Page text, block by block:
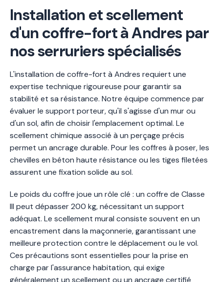
Installation et scellement
d'un coffre-fort à Andres par
nos serruriers spécialisés
L'installation de coffre-fort à Andres requiert une
expertise technique rigoureuse pour garantir sa
stabilité et sa résistance. Notre équipe commence par
évaluer le support porteur, qu'il s'agisse d'un mur ou
d'un sol, afin de choisir l'emplacement optimal. Le
scellement chimique associé à un perçage précis
permet un ancrage durable. Pour les coffres à poser, les
chevilles en béton haute résistance ou les tiges filetées
assurent une fixation solide au sol.
Le poids du coffre joue un rôle clé : un coffre de Classe
III peut dépasser 200 kg, nécessitant un support
adéquat. Le scellement mural consiste souvent en un
encastrement dans la maçonnerie, garantissant une
meilleure protection contre le déplacement ou le vol.
Ces précautions sont essentielles pour la prise en
charge par l'assurance habitation, qui exige
généralement un scellement ou un ancrage certifié